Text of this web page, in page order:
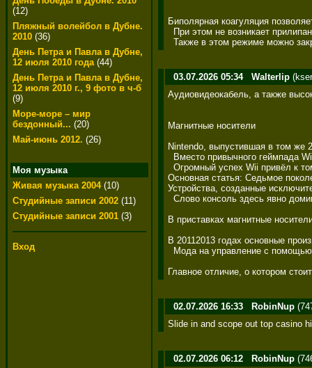
(12)
Пляжный волейбол в Дубне.
2010 (36)
День Петра и Павла в Дубне,
12 июля 2010 года(44)
День Петра и Павла в Дубне,
12 июля 2010 г., 9 фото в ч-б
(9)
Море-море – мир
бездонный... (20)
Май-июнь 2012. (26)
Моя музыка
Живая музыка 2004(10)
Студийные записи 2002 (11)
Студийные записи 2001 (3)
Вход
Биполярная коагуляция
При этом не возникает
Также в этом режиме можно
03.07.2026 05:34 Walterlip
Аудиовидеокабель, а также
Магнитные носители
Nintendo, выпустившая в том же
Вместо привычного геймпада
Огромный успех Wii привёл к
Основная статья: Седьмое
Устройства, созданные
Слово консоль здесь явно
В приставках магнитные
В 20112013 годах основные
Мода на управление с помощью
Главное отличие, о котором
02.07.2026 16:33 RobinNup
Slide in and scope out top casino
02.07.2026 06:12 RobinNup